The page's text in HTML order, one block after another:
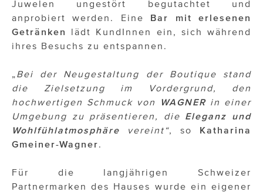
Juwelen ungestört begutachtet und
anprobiert werden. Eine Bar mit erlesenen
Getränken
lädt KundInnen ein, sich während
ihres Besuchs zu entspannen.
„ Bei der Neugestaltung der Boutique stand
die Zielsetzung im Vordergrund, den
hochwertigen Schmuck von
WAGNERin einer
Umgebung zu präsentieren, die Eleganz und
Wohlfühlatmosphäre
vereint“, so Katharina
Gmeiner-Wagner.
Für die langjährigen Schweizer
Partnermarken des Hauses wurde ein eigener